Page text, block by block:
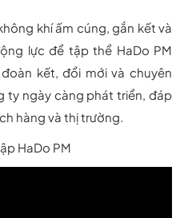
khí ấm cúng, gắn kết và
lực để tập thể HaDo PM
kết, đổi mới và chuyên
ty ngày càng phát triển, đáp
hàng và thị trường.
HaDo PM